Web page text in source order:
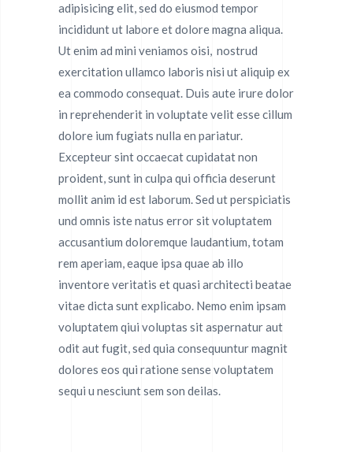
adipisicing elit, sed do eiusmod tempor
incididunt ut labore et dolore magna aliqua.
Ut enim ad mini veniamos oisi, nostrud
exercitation ullamco laboris nisi ut aliquip ex
ea commodo consequat. Duis aute irure dolor
in reprehenderit in voluptate velit esse cillum
dolore ium fugiats nulla en pariatur.
Excepteur sint occaecat cupidatat non
proident, sunt in culpa qui officia deserunt
mollit anim id est laborum. Sed ut perspiciatis
und omnis iste natus error sit voluptatem
accusantium doloremque laudantium, totam
rem aperiam, eaque ipsa quae ab illo
inventore veritatis et quasi architecti beatae
vitae dicta sunt explicabo. Nemo enim ipsam
voluptatem qiui voluptas sit aspernatur aut
odit aut fugit, sed quia consequuntur magnit
dolores eos qui ratione sense voluptatem
sequi u nesciunt sem son deilas.